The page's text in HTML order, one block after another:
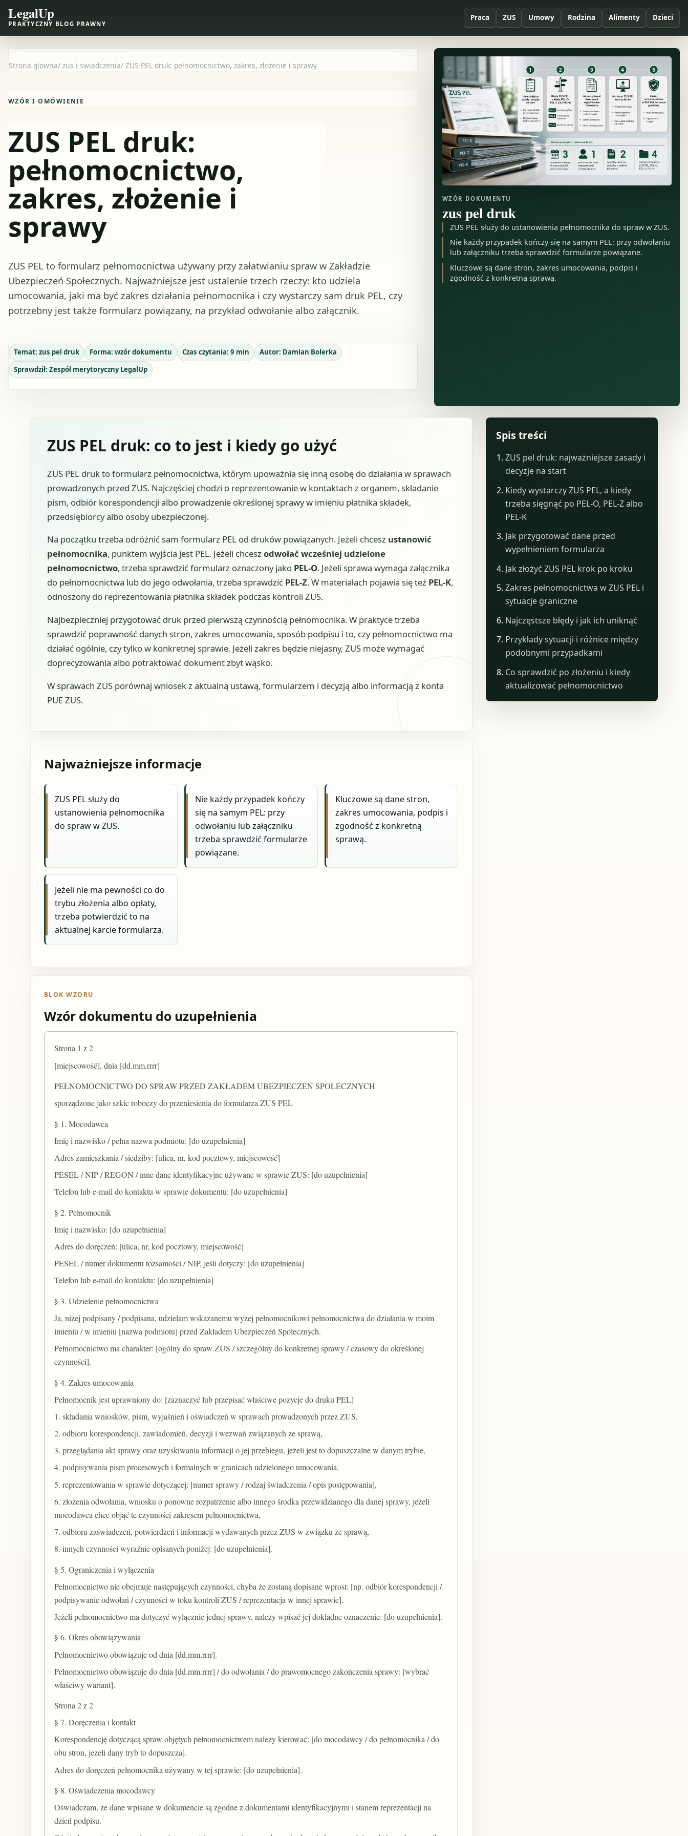
LegalUp
PRAKTYCZNY BLOG PRAWNY
Praca ZUS Umowy Rodzina Alimenty Dzieci
Strona glowna/ zus i swiadczenia/ ZUS PEL druk: pełnomocnictwo, zakres, złożenie i sprawy
WZÓR I OMÓWIENIE
ZUS PEL druk:
pełnomocnictwo,
zakres, złożenie i
sprawy
ZUS PEL to formularz pełnomocnictwa używany przy załatwianiu spraw w Zakładzie
Ubezpieczeń Społecznych. Najważniejsze jest ustalenie trzech rzeczy: kto udziela
umocowania, jaki ma być zakres działania pełnomocnika i czy wystarczy sam druk PEL, czy
potrzebny jest także formularz powiązany, na przykład odwołanie albo załącznik.
Temat: zus pel druk Forma: wzór dokumentu Czas czytania: 9 min Autor: Damian Bolerka
Sprawdził: Zespół merytoryczny LegalUp
WZÓR DOKUMENTU
zus pel druk
ZUS PEL służy do ustanowienia pełnomocnika do spraw w ZUS.
Nie każdy przypadek kończy się na samym PEL: przy odwołaniu
lub załączniku trzeba sprawdzić formularze powiązane.
Kluczowe są dane stron, zakres umocowania, podpis i
zgodność z konkretną sprawą.
ZUS PEL druk: co to jest i kiedy go użyć
ZUS PEL druk to formularz pełnomocnictwa, którym upoważnia się inną osobę do działania w sprawach
prowadzonych przed ZUS. Najczęściej chodzi o reprezentowanie w kontaktach z organem, składanie
pism, odbiór korespondencji albo prowadzenie określonej sprawy w imieniu płatnika składek,
przedsiębiorcy albo osoby ubezpieczonej.
Na początku trzeba odróżnić sam formularz PEL od druków powiązanych. Jeżeli chcesz ustanowić
pełnomocnika, punktem wyjścia jest PEL. Jeżeli chceszodwołać wcześniej udzielone
pełnomocnictwo, trzeba sprawdzić formularz oznaczony jako PEL-O. Jeżeli sprawa wymaga załącznika
do pełnomocnictwa lub do jego odwołania, trzeba sprawdzić PEL-Z. W materiałach pojawia się też PEL-K,
odnoszony do reprezentowania płatnika składek podczas kontroli ZUS.
Najbezpieczniej przygotować druk przed pierwszą czynnością pełnomocnika. W praktyce trzeba
sprawdzić poprawność danych stron, zakres umocowania, sposób podpisu i to, czy pełnomocnictwo ma
działać ogólnie, czy tylko w konkretnej sprawie. Jeżeli zakres będzie niejasny, ZUS może wymagać
doprecyzowania albo potraktować dokument zbyt wąsko.
W sprawach ZUS porównaj wniosek z aktualną ustawą, formularzem i decyzją albo informacją z konta
PUE ZUS.
Najważniejsze informacje
ZUS PEL służy do
ustanowienia pełnomocnika
do spraw w ZUS.
Nie każdy przypadek kończy
się na samym PEL: przy
odwołaniu lub załączniku
trzeba sprawdzić formularze
powiązane.
Kluczowe są dane stron,
zakres umocowania, podpis i
zgodność z konkretną
sprawą.
Jeżeli nie ma pewności co do
trybu złożenia albo opłaty,
trzeba potwierdzić to na
aktualnej karcie formularza.
BLOK WZORU
Wzór dokumentu do uzupełnienia
Strona 1 z 2
[miejscowość], dnia [dd.mm.rrrr]
PEŁNOMOCNICTWO DO SPRAW PRZED ZAKŁADEM UBEZPIECZEŃ SPOŁECZNYCH
sporządzone jako szkic roboczy do przeniesienia do formularza ZUS PEL
§ 1. Mocodawca
Imię i nazwisko / pełna nazwa podmiotu: [do uzupełnienia]
Adres zamieszkania / siedziby: [ulica, nr, kod pocztowy, miejscowość]
PESEL / NIP / REGON / inne dane identyfikacyjne używane w sprawie ZUS: [do uzupełnienia]
Telefon lub e-mail do kontaktu w sprawie dokumentu: [do uzupełnienia]
§ 2. Pełnomocnik
Imię i nazwisko: [do uzupełnienia]
Adres do doręczeń: [ulica, nr, kod pocztowy, miejscowość]
PESEL / numer dokumentu tożsamości / NIP, jeśli dotyczy: [do uzupełnienia]
Telefon lub e-mail do kontaktu: [do uzupełnienia]
§ 3. Udzielenie pełnomocnictwa
Ja, niżej podpisany / podpisana, udzielam wskazanemu wyżej pełnomocnikowi pełnomocnictwa do działania w moim
imieniu / w imieniu [nazwa podmiotu] przed Zakładem Ubezpieczeń Społecznych.
Pełnomocnictwo ma charakter: [ogólny do spraw ZUS / szczególny do konkretnej sprawy / czasowy do określonej
czynności].
§ 4. Zakres umocowania
Pełnomocnik jest uprawniony do: [zaznaczyć lub przepisać właściwe pozycje do druku PEL]
1. składania wniosków, pism, wyjaśnień i oświadczeń w sprawach prowadzonych przez ZUS,
2. odbioru korespondencji, zawiadomień, decyzji i wezwań związanych ze sprawą,
3. przeglądania akt sprawy oraz uzyskiwania informacji o jej przebiegu, jeżeli jest to dopuszczalne w danym trybie,
4. podpisywania pism procesowych i formalnych w granicach udzielonego umocowania,
5. reprezentowania w sprawie dotyczącej: [numer sprawy / rodzaj świadczenia / opis postępowania],
6. złożenia odwołania, wniosku o ponowne rozpatrzenie albo innego środka przewidzianego dla danej sprawy, jeżeli
mocodawca chce objąć te czynności zakresem pełnomocnictwa,
7. odbioru zaświadczeń, potwierdzeń i informacji wydawanych przez ZUS w związku ze sprawą,
8. innych czynności wyraźnie opisanych poniżej: [do uzupełnienia].
§ 5. Ograniczenia i wyłączenia
Pełnomocnictwo nie obejmuje następujących czynności, chyba że zostaną dopisane wprost: [np. odbiór korespondencji /
podpisywanie odwołań / czynności w toku kontroli ZUS / reprezentacja w innej sprawie].
Jeżeli pełnomocnictwo ma dotyczyć wyłącznie jednej sprawy, należy wpisać jej dokładne oznaczenie: [do uzupełnienia].
§ 6. Okres obowiązywania
Pełnomocnictwo obowiązuje od dnia [dd.mm.rrrr].
Pełnomocnictwo obowiązuje do dnia [dd.mm.rrrr] / do odwołania / do prawomocnego zakończenia sprawy: [wybrać
właściwy wariant].
Strona 2 z 2
§ 7. Doręczenia i kontakt
Korespondencję dotyczącą spraw objętych pełnomocnictwem należy kierować: [do mocodawcy / do pełnomocnika / do
obu stron, jeżeli dany tryb to dopuszcza].
Adres do doręczeń pełnomocnika używany w tej sprawie: [do uzupełnienia].
§ 8. Oświadczenia mocodawcy
Oświadczam, że dane wpisane w dokumencie są zgodne z dokumentami identyfikacyjnymi i stanem reprezentacji na
dzień podpisu.
Spis treści
ZUS pel druk: najważniejsze zasady i
decyzje na start
Kiedy wystarczy ZUS PEL, a kiedy
trzeba sięgnąć po PEL-O, PEL-Z albo
PEL-K
Jak przygotować dane przed
wypełnieniem formularza
Jak złożyć ZUS PEL krok po kroku
Zakres pełnomocnictwa w ZUS PEL i
sytuacje graniczne
Najczęstsze błędy i jak ich uniknąć
Przykłady sytuacji i różnice między
podobnymi przypadkami
Co sprawdzić po złożeniu i kiedy
aktualizować pełnomocnictwo